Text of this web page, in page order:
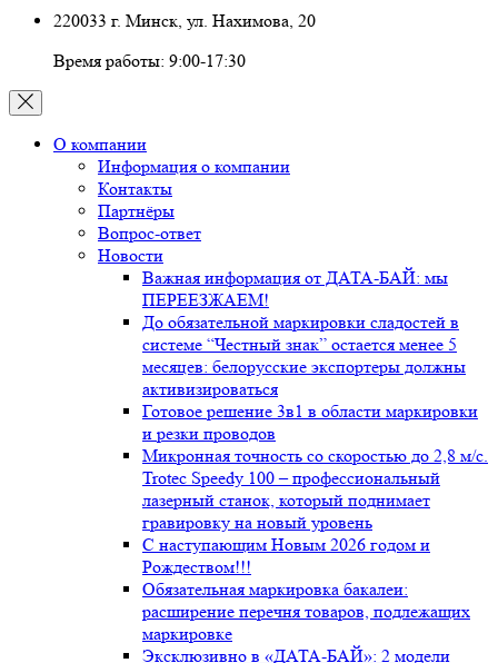
220033 г. Минск, ул. Нахимова, 20
Время работы: 9:00-17:30
О компании
Информация о компании
Контакты
Партнёры
Вопрос-ответ
Новости
Важная информация от ДАТА-БАЙ: мы
ПЕРЕЕЗЖАЕМ!
До обязательной маркировки сладостей в
системе “Честный знак” остается менее 5
месяцев: белорусские экспортеры должны
активизироваться
Готовое решение 3в1 в области маркировки
и резки проводов
Микронная точность со скоростью до 2,8 м/с.
Trotec Speedy 100 – профессиональный
лазерный станок, который поднимает
гравировку на новый уровень
С наступающим Новым 2026 годом и
Рождеством!!!
Обязательная маркировка бакалеи:
расширение перечня товаров, подлежащих
маркировке
Эксклюзивно в «ДАТА-БАЙ»: 2 модели